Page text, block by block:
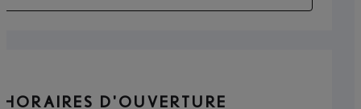
HORAIRES D'OUVERTURE